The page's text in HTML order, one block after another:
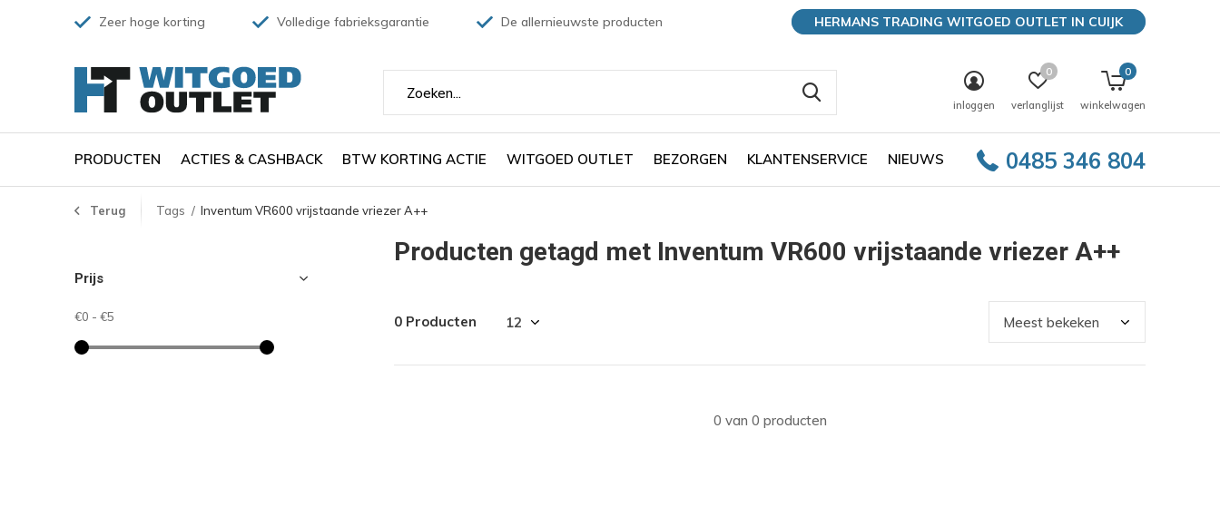
PRODUCTEN ACTIES & CASHBACK BTW KORTING ACTIE WITGOED OUTLET BEZORGEN KLANTENSERVICE NIEUWS 0485 346 804
inloggen verlanglijst
0
winkelwagen
0
Zeer hoge korting Volledige fabrieksgarantie De allernieuwste producten HERMANS TRADING WITGOED OUTLET IN CUIJK
Terug Tags Inventum VR600 vrijstaande vriezer A++
Producten getagd met Inventum VR600 vrijstaande vriezer A++
0 Producten
0 van 0 producten
Prijs
€0 - €5